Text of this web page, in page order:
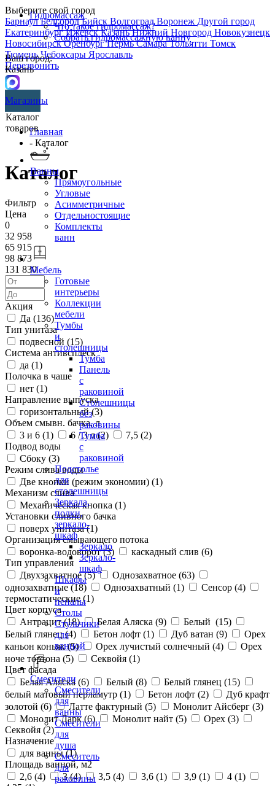
Выберите свой город
БарнаулБелгородБийск ВолгоградВоронеж Другой город
ЕкатеринбургИжевскКазаньНижний Новгород Новокузнецк
НовосибирскОренбургПермьСамараТольятти Томск
ТюменьЧебоксары Ярославль
Перезвонить
Гидромассаж
Что такое гидромассаж?
Собрать гидромассажную ванну
Ваш город:
Казань
Магазины
Каталог
товаров
Ванны
Прямоугольные
Угловые
Асимметричные
Отдельностоящие
Комплекты
ванн
Мебель
Готовые
интерьеры
Коллекции
мебели
Тумбы
и
столешницы
Тумба
Панель
с
раковиной
Столешницы
без
раковины
Тумба
с
раковиной
Подстолье
для
столешницы
Зеркала,
полки,
зеркало-
шкаф
Зеркало
Зеркало-
шкаф
Шкафы
и
пеналы
Столы
Стульчики
для
ванной
Смесители
Смесители
для
ванны
Смесители
для
душа
Смеситель
для
раковины
Главная
- Каталог
Каталог
Фильтр
Цена
0
32 958
65 915
98 873
131 830
Акция
Да (136)
Тип унитаза
подвесной (15)
Система антивсплеск
да (1)
Полочка в чаше
нет (1)
Направление выпуска
горизонтальный (3)
Объем смывн. бачка, л
3 и 6 (1) 6 / 3 л (2) 7,5 (2)
Подвод воды
Сбоку (3)
Режим слива воды
Две кнопки (режим экономии) (1)
Механизм слива
Механическая кнопка (1)
Установки сливного бачка
поверх унитаза (1)
Организация смывающего потока
воронка-водоворот (3) каскадный слив (6)
Тип управления
Двухзахватное (5) Однозахватное (63)
однозахватные (18) Однозахватный (1) Сенсор (4)
термостатические (1)
Цвет корпуса
Антрацит (18) Белая Аляска (9) Белый (15)
Белый глянец (4) Бетон лофт (1) Дуб ватан (9)
Орех
каньон коньяк (5) Орех лучистый солнечный (4)
Орех
ноче тортона (5) Секвойя (1)
Цвет фасада
Белая Аляска (6) Белый (8) Белый глянец (15)
белый матовый перламутр (1) Бетон лофт (2)
Дуб крафт
золотой (6) Латте фактурный (5) Монолит Айсберг (3)
Монолит Дарк (6) Монолит найт (5) Орех (3)
Секвойя (2)
Назначение
для ванны (1)
Площадь ванной, м2
2,6 (4) 3 (4) 3,5 (4) 3,6 (1) 3,9 (1) 4 (1)